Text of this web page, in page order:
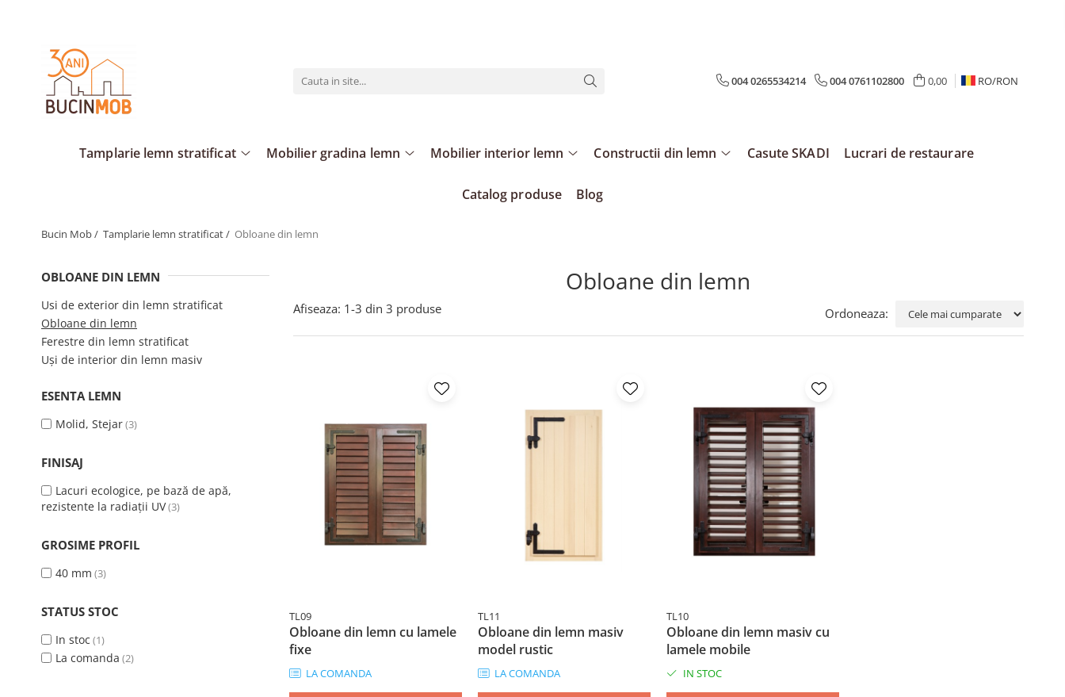
Tamplarie lemn stratificat
Usi de exterior din lemn stratificat
Obloane din lemn
Uși de interior din lemn masiv
Mobilier gradina lemn
Seturi de gradina
Banci de gradina
Scaune de gradina
Mobilier interior lemn
Mese living
Banci living
Mobilier pentru copii
Constructii din lemn
Foisoare din lemn pentru gradina
Casute din lemn pentru gradina
004 0265534214 004 0761102800 0,00 RO/RON
Tamplarie lemn stratificat Mobilier gradina lemn Mobilier interior lemn Constructii din lemn Casute SKADI Lucrari de restaurare
Catalog produse Blog
Bucin Mob / Tamplarie lemn stratificat / Obloane din lemn
Obloane din lemn
OBLOANE DIN LEMN
Usi de exterior din lemn stratificat
Obloane din lemn
Ferestre din lemn stratificat
Uși de interior din lemn masiv
ESENTA LEMN
Molid, Stejar(3)
FINISAJ
Lacuri ecologice, pe bază de apă,
rezistente la radiații UV(3)
GROSIME PROFIL
40 mm (3)
STATUS STOC
In stoc (1)
La comanda (2)
Afiseaza: 1-3 din 3 produse Ordoneaza:
TL09
Obloane din lemn cu lamele
fixe
LA COMANDA
TL11
Obloane din lemn masiv
model rustic
LA COMANDA
TL10
Obloane din lemn masiv cu
lamele mobile
IN STOC